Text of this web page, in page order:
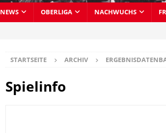
NEWS OBERLIGA NACHWUCHS
STARTSEITE ARCHIV
Spielinfo